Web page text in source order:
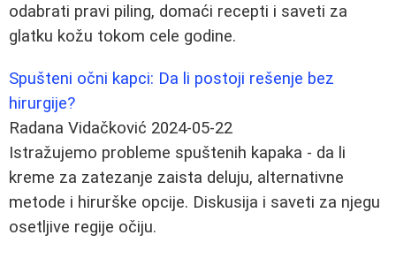
odabrati pravi piling, domaći recepti i saveti za
glatku kožu tokom cele godine.
Spušteni očni kapci: Da li postoji rešenje bez
hirurgije?
Radana Vidačković 2024-05-22
Istražujemo probleme spuštenih kapaka - da li
kreme za zatezanje zaista deluju, alternativne
metode i hirurške opcije. Diskusija i saveti za njegu
osetljive regije očiju.